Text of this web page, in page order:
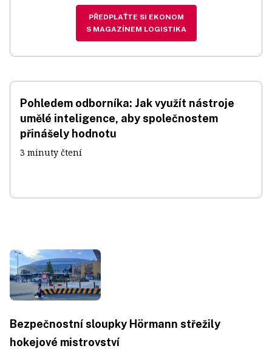
PŘEDPLAŤTE SI EKONOM
S MAGAZÍNEM LOGISTIKA
Pohledem odborníka: Jak využít nástroje
umělé inteligence, aby společnostem
přinášely hodnotu
3 minuty čtení
Bezpečnostní sloupky Hörmann střežily
hokejové mistrovství